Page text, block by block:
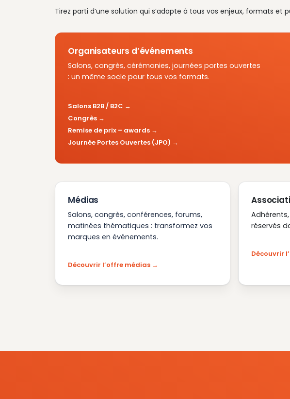
Tirez parti d’une solution qui s’adapte à tous vos enjeux, formats et
Organisateurs d’événements
Salons, congrès, cérémonies, journées portes ouvertes
: un même socle pour tous vos formats.
Salons B2B / B2C
Congrès
Remise de prix – awards
Journée Portes Ouvertes (JPO)
Médias
Salons, congrès, conférences, forums,
matinées thématiques : transformez vos
marques en événements.
Découvrir l’offre médias
réservés
Découvrir